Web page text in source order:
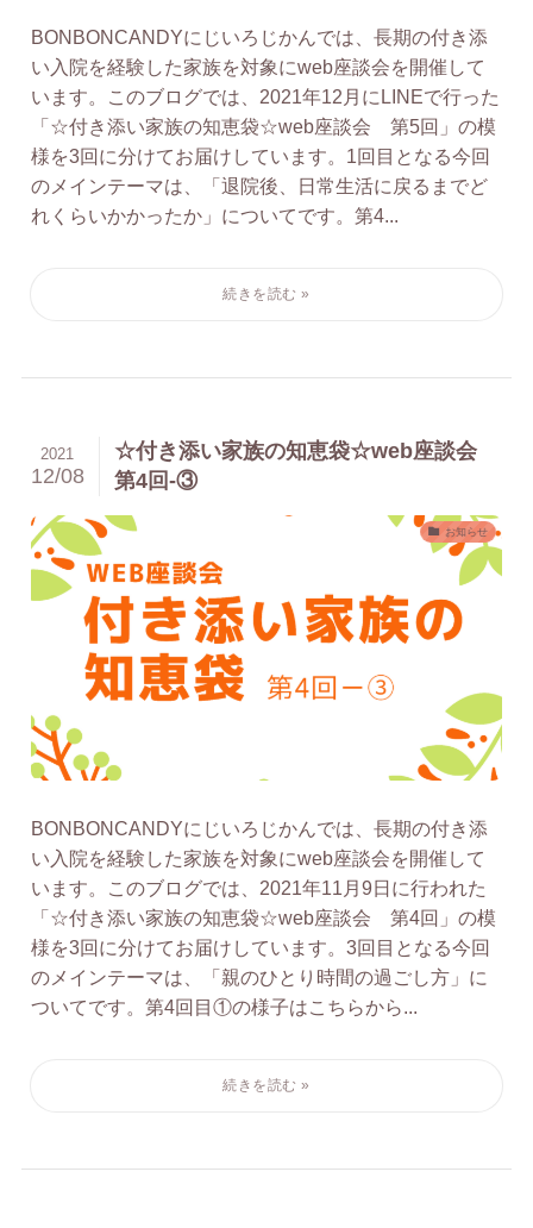
BONBONCANDYにじいろじかんでは、長期の付き添
い入院を経験した家族を対象にweb座談会を開催して
います。このブログでは、2021年12月にLINEで行った
「☆付き添い家族の知恵袋☆web座談会 第5回」の模
様を3回に分けてお届けしています。1回目となる今回
のメインテーマは、「退院後、日常生活に戻るまでど
れくらいかかったか」についてです。第4...
☆付き添い家族の知恵袋☆web座談会
第4回-③
2021
12/08
お知らせ
BONBONCANDYにじいろじかんでは、長期の付き添
い入院を経験した家族を対象にweb座談会を開催して
います。このブログでは、2021年11月9日に行われた
「☆付き添い家族の知恵袋☆web座談会 第4回」の模
様を3回に分けてお届けしています。3回目となる今回
のメインテーマは、「親のひとり時間の過ごし方」に
ついてです。第4回目①の様子はこちらから...